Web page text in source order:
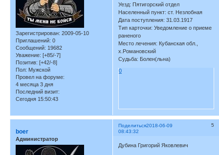
Зарегистрирован: 2009-05-10
Приглашений: 0
Сообщений: 19682
Уважение: [+85/-7]
Позитив: [+42/-8]
Пол: Мужской
Провел на форуме:
4 месяца 3 дня
Последний визит:
Сегодня 15:50:43
Уезд: Пятигорский отдел
Населенный пункт: ст. Незлобная
Дата поступления: 31.03.1917
Тип карточки: Уведомление о приеме
раненого
Место лечения: Кубанская обл.,
х.Романовский
Судьба: Болен(льна)
0
Поделиться 5
2018-06-09
08:43:32
boer
Администратор
Дубина Григорий Яковлевич